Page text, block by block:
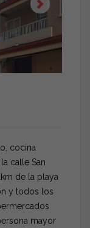
cocina
calle San
de la playa
y todos los
mayor